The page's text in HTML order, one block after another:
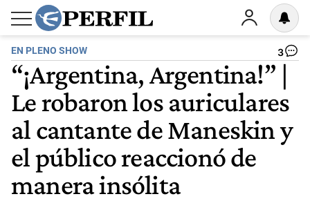
EN PLENO SHOW 3
“¡Argentina, Argentina!” |
Le robaron los auriculares
al cantante de Maneskin y
el público reaccionó de
manera insólita